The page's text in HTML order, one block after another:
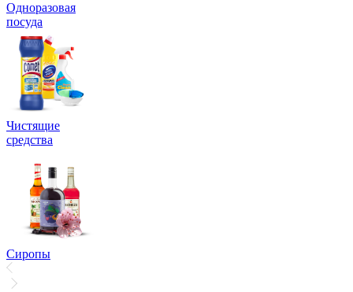
Одноразовая
посуда
Чистящие
средства
Сиропы